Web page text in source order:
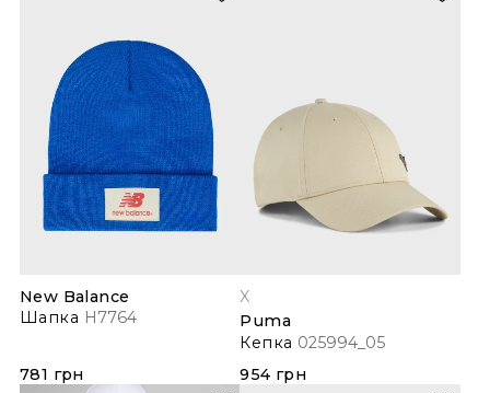
New Balance
Шапка H7764
781 грн
X
Puma
Кепка 025994_05
954 грн